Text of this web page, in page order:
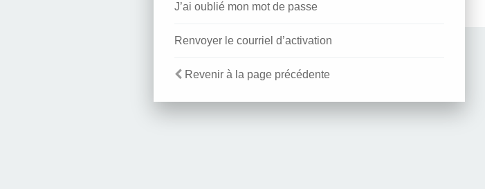
J’ai oublié mon mot de passe
Renvoyer le courriel d’activation
Revenir à la page précédente